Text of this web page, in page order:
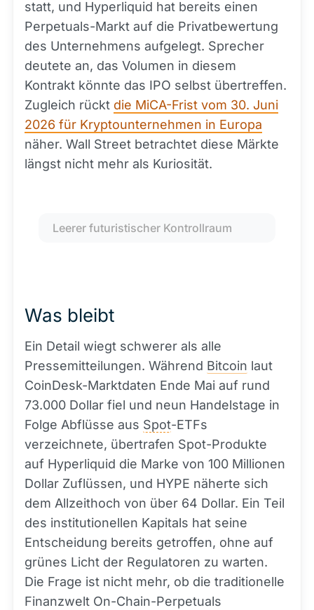
statt, und Hyperliquid hat bereits einen
Perpetuals-Markt auf die Privatbewertung
des Unternehmens aufgelegt. Sprecher
deutete an, das Volumen in diesem
Kontrakt könnte das IPO selbst übertreffen.
Zugleich rückt die MiCA-Frist vom 30. Juni
2026 für Kryptounternehmen in Europa
näher. Wall Street betrachtet diese Märkte
längst nicht mehr als Kuriosität.
Leerer futuristischer Kontrollraum
Was bleibt
Ein Detail wiegt schwerer als alle
Pressemitteilungen. Während Bitcoin laut
CoinDesk-Marktdaten Ende Mai auf rund
73.000 Dollar fiel und neun Handelstage in
Folge Abflüsse aus Spot-ETFs
verzeichnete, übertrafen Spot-Produkte
auf Hyperliquid die Marke von 100 Millionen
Dollar Zuflüssen, und HYPE näherte sich
dem Allzeithoch von über 64 Dollar. Ein Teil
des institutionellen Kapitals hat seine
Entscheidung bereits getroffen, ohne auf
grünes Licht der Regulatoren zu warten.
Die Frage ist nicht mehr, ob die traditionelle
Finanzwelt On-Chain-Perpetuals